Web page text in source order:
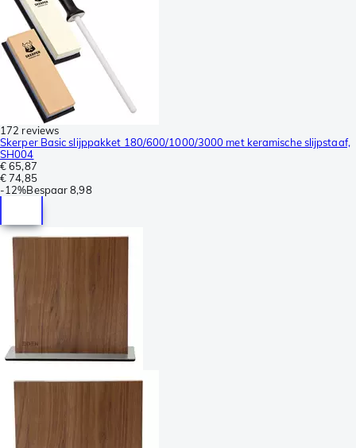
172 reviews
Skerper Basic slijppakket 180/600/1000/3000 met keramische slijpstaaf,
SH004
€ 65,87
€ 74,85
-12%Bespaar 8,98